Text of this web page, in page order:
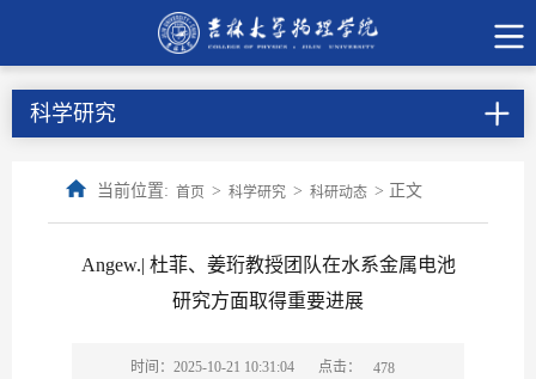
科学研究
当前位置: 首页 > 科学研究 > 科研动态 > 正文
Angew.| 杜菲、姜珩教授团队在水系金属电池
研究方面取得重要进展
时间：2025-10-21 10:31:04 点击： 478